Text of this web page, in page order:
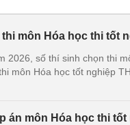
môn Hóa học thi tốt
2026, số thí sinh chọn thi
môn Hóa học tốt nghiệp
án môn Hóa học thi tốt